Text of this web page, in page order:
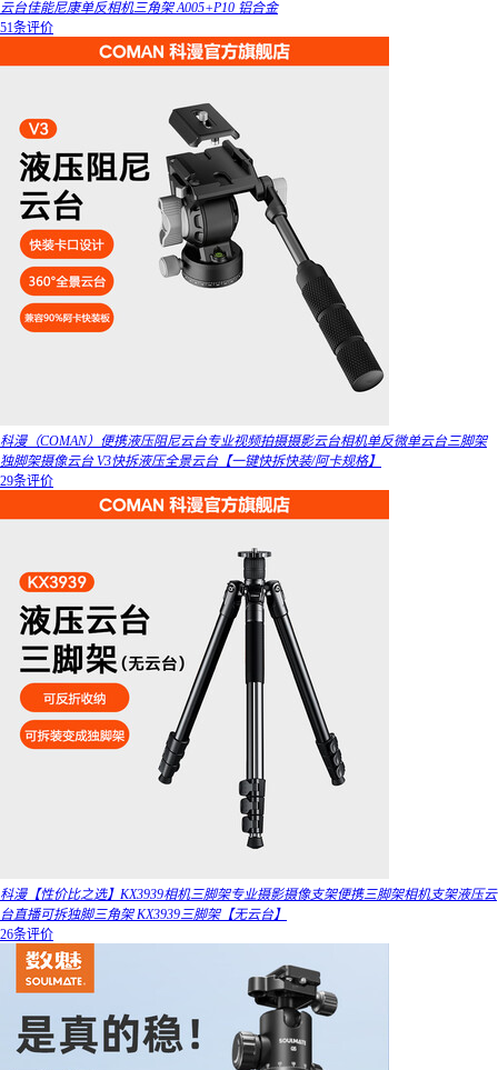
云台佳能尼康单反相机三角架 A005+P10 铝合金
51条评价
科漫（COMAN）便携液压阻尼云台专业视频拍摄摄影云台相机单反微单云台三脚架
独脚架摄像云台 V3快拆液压全景云台【一键快拆快装/阿卡规格】
29条评价
科漫【性价比之选】KX3939相机三脚架专业摄影摄像支架便携三脚架相机支架液压云
台直播可拆独脚三角架 KX3939三脚架【无云台】
26条评价